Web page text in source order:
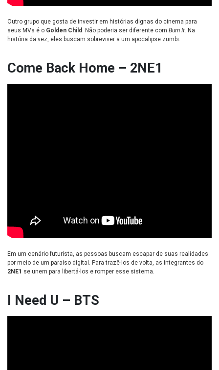
Outro grupo que gosta de investir em histórias dignas do cinema para
seus MVs é o Golden Child . Não poderia ser diferente com Burn It. Na
história da vez, eles buscam sobreviver a um apocalipse zumbi.
Come Back Home – 2NE1
Em um cenário futurista, as pessoas buscam escapar de suas realidades
por meio de um paraíso digital. Para trazê-los de volta, as integrantes do
2NE1 se unem para libertá-los e romper esse sistema.
I Need U – BTS